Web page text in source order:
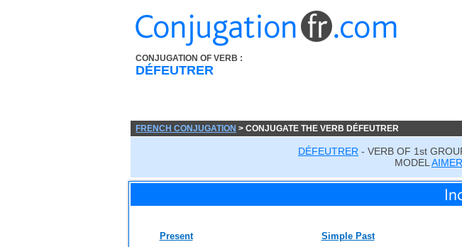
CONJUGATION OF VERB :
DÉFEUTRER
FRENCH CONJUGATION > CONJUGATE THE VERB DÉFEUTRER
DÉFEUTRER - VERB OF 1st
MODEL AIMER
Present
Simple Past